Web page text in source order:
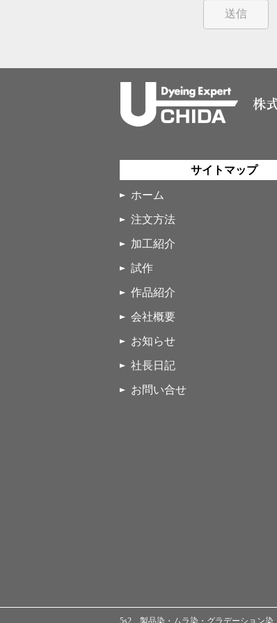
サイトマップ
ホーム
注文方法
加工紹介
試作
作品紹介
会社概要
お知らせ
社長日記
お問い合せ
5s2 製品染・ムラ染・グラデーション染